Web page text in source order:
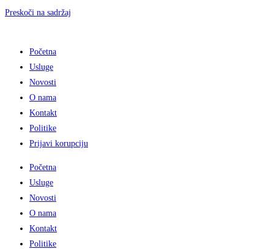
Preskoči na sadržaj
Početna
Usluge
Novosti
O nama
Kontakt
Politike
Prijavi korupciju
Početna
Usluge
Novosti
O nama
Kontakt
Politike